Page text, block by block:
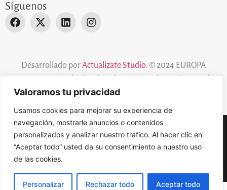
Valoramos tu privacidad
Usamos cookies para mejorar su experiencia de
navegación, mostrarle anuncios o contenidos
personalizados y analizar nuestro tráfico. Al hacer clic en
“Aceptar todo” usted da su consentimiento a nuestro uso
de las cookies.
Personalizar Rechazar todo Aceptar todo
Síguenos
Desarrollado porActualizate Studio. © 2024 EUROPA
Aviso Legal Política de cookies